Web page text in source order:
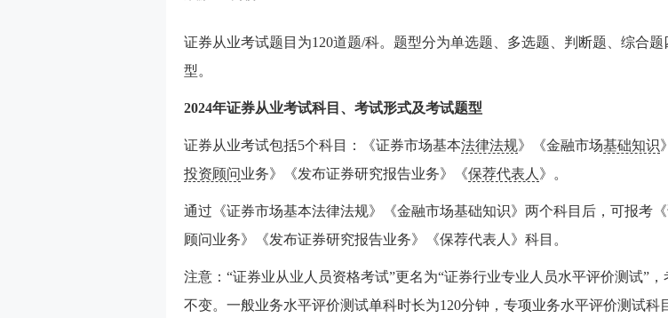
证券从业考试题目为120道题/科。题型分为单选题、多选题、判断题、综合题
型。
2024年证券从业考试科目、考试形式及考试题型
证券从业考试包括5个科目：《证券市场基本法律法规》《金融市场基础知识
投资顾问业务》《发布证券研究报告业务》《保荐代表人 》。
通过 《证券市场基本法律法规》《金融市场基础知识》 两个科目后，可报考
顾问业务》《发布证券研究报告业务》
《保荐代表人》 科目。
注意：“证券业从业人员资格考试”更名为“证券行业专业人员水平评价测试”，
不变。一般业务水平评价测试单科时长为120分钟，专项业务水平评价测试科